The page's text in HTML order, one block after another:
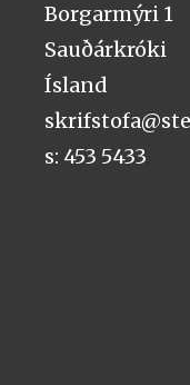
Borgarmýri 1
Sauðárkróki
Ísland
s: 453 5433